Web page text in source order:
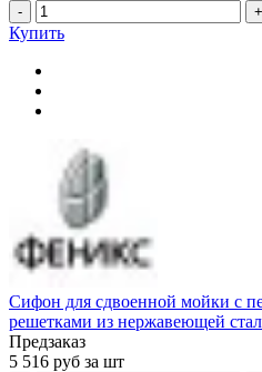
- +
Купить
Сифон для сдвоенной мойки с
решетками из нержавеющей
Предзаказ
5 516 руб за шт